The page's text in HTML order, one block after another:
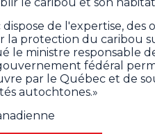
de l'expertise, des
la protection du caribou
le ministre responsable
fédéral
par le Québec et de
autochtones.»